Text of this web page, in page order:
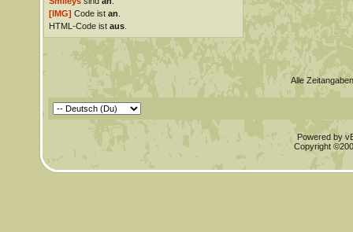
[IMG] Code ist an
HTML-Code ist aus.
Alle
Powered by
Copyright